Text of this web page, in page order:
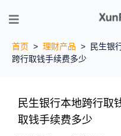
首页 > 理财产品 >
民生银
跨行取钱手续费多少
民生银行本地跨行取
取钱手续费多少